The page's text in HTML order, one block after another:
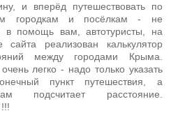
и вперёд путешествовать по
городкам и посёлкам - не
в помощь вам, автотуристы, на
сайта реализован калькулятор
между городами Крыма.
легко - надо только указать
пункт путешествия, а
подсчитает расстояние.